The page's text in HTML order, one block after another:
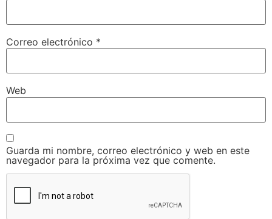
Correo electrónico *
Web
Guarda mi nombre, correo electrónico y web en este
navegador para la próxima vez que comente.